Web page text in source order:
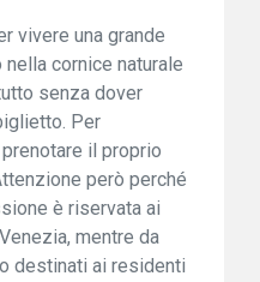
vivere una grande
cornice naturale
senza dover
Per
il proprio
però perché
è riservata ai
mentre da
destinati ai residenti